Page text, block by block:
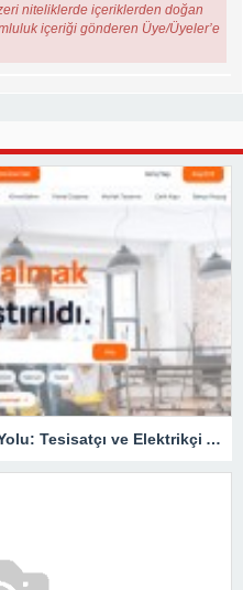
niteliklerde içeriklerden doğan
içeriği gönderen Üye/Üyeler’e
Hizmet Veren Bulmanın Kolay Yolu: Tesisatçı ve Elektrikçi Ararken Nelere Dikkat Edilmeli?